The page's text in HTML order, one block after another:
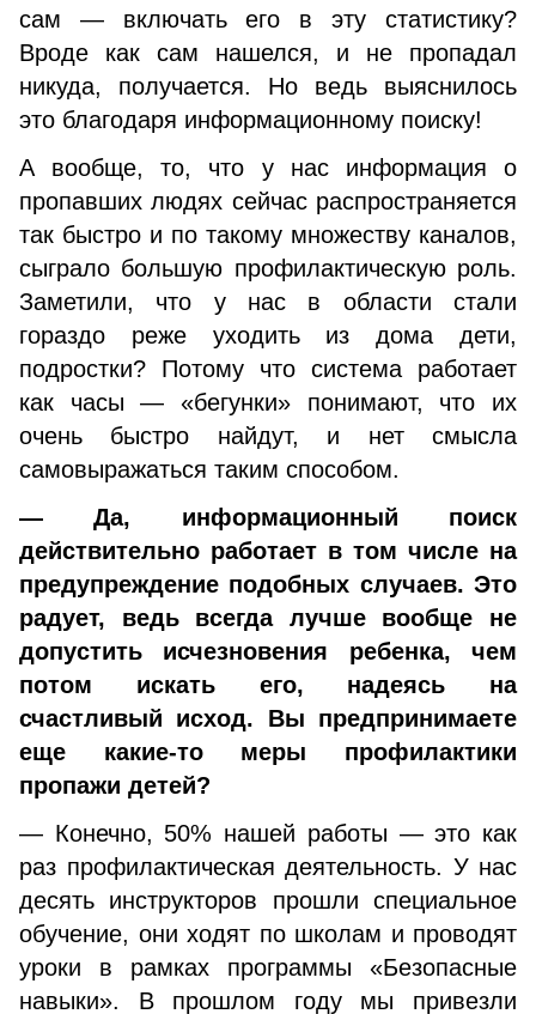
сам — включать его в эту статистику?
Вроде как сам нашелся, и не пропадал
никуда, получается. Но ведь выяснилось
это благодаря информационному поиску!
А вообще, то, что у нас информация о
пропавших людях сейчас распространяется
так быстро и по такому множеству каналов,
сыграло большую профилактическую роль.
Заметили, что у нас в области стали
гораздо реже уходить из дома дети,
подростки? Потому что система работает
как часы — «бегунки» понимают, что их
очень быстро найдут, и нет смысла
самовыражаться таким способом.
— Да, информационный поиск
действительно работает в том числе на
предупреждение подобных случаев. Это
радует, ведь всегда лучше вообще не
допустить исчезновения ребенка, чем
потом искать его, надеясь на
счастливый исход. Вы предпринимаете
еще какие-то меры профилактики
пропажи детей?
— Конечно, 50% нашей работы — это как
раз профилактическая деятельность. У нас
десять инструкторов прошли специальное
обучение, они ходят по школам и проводят
уроки в рамках программы «Безопасные
навыки». В прошлом году мы привезли